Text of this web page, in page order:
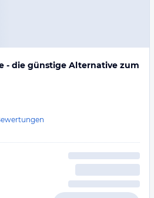
- die günstige Alternative zum